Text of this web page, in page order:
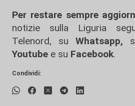
Per restare sempre
notizie sulla Liguria
Telenord, su
Whatsapp,
Youtube e su Facebook.
Condividi: